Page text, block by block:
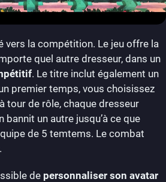
vers la compétition. Le jeu offre la
quel autre dresseur, dans un
. Le titre inclut également un
premier temps, vous choisissez
tour de rôle, chaque dresseur
un autre jusqu’à ce que
de 5 temtems. Le combat
de personnaliser son avatar